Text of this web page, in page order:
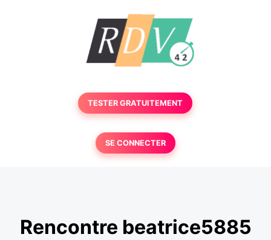
TESTER GRATUITEMENT
SE CONNECTER
Rencontre beatrice5885